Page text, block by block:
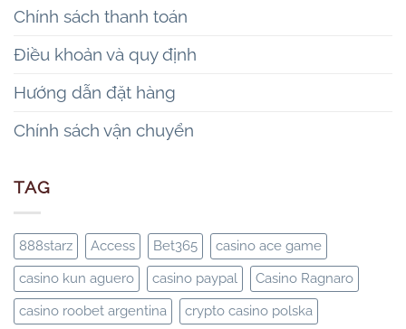
Chính sách thanh toán
Điều khoản và quy định
Hướng dẫn đặt hàng
Chính sách vận chuyển
TAG
888starz Access Bet365
casino ace game
casino kun aguero
casino paypal
Casino Ragnaro
casino roobet argentina
crypto casino polska